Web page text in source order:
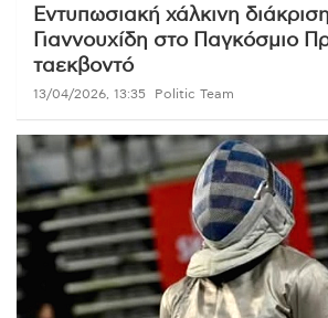
Εντυπωσιακή χάλκινη
Γιαννουχίδη στο Παγκόσμιο
ταεκβοντό
13/04/2026, 13:35 Politic Team